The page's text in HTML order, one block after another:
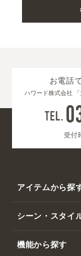
お電話
ハワード株式会社
アイテムから探
ジャケット
シーン・スタイ
機能から探す